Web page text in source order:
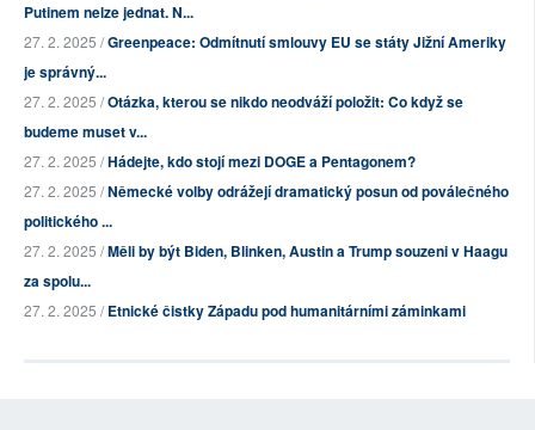
Putinem nelze jednat. N...
27. 2. 2025 /Greenpeace: Odmítnutí smlouvy EU se státy Jižní Ameriky
je správný...
27. 2. 2025 /Otázka, kterou se nikdo neodváží položit: Co když se
budeme muset v...
27. 2. 2025 /Hádejte, kdo stojí mezi DOGE a Pentagonem?
27. 2. 2025 /Německé volby odrážejí dramatický posun od poválečného
politického ...
27. 2. 2025 /Měli by být Biden, Blinken, Austin a Trump souzeni v Haagu
za spolu...
27. 2. 2025 /Etnické čistky Západu pod humanitárními záminkami